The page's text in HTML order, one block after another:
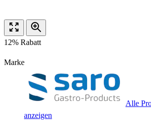
12% Rabatt
Marke
Alle
anzeigen